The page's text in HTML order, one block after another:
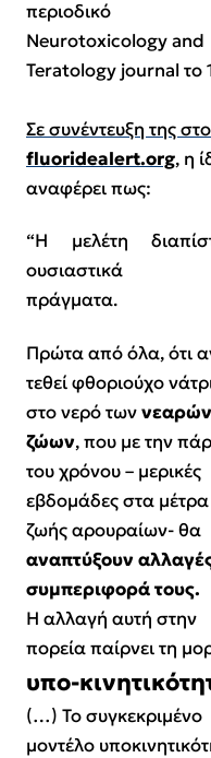
περιοδικό
Neurotoxicology and
Teratology journal το
Σε συνέντευξη της στο
fluoridealert.org, η
αναφέρει πως:
“Η μελέτη
ουσιαστικά
πράγματα.
Πρώτα από όλα, ότι
τεθεί φθοριούχο
στο νερό τωννεαρών
ζώων, που με την
του χρόνου – μερικές
εβδομάδες στα μέτρα
ζωής αρουραίων- θα
αναπτύξουν
συμπεριφορά τους.
Η αλλαγή αυτή στην
πορεία παίρνει τη
υπο-
(…) Το συγκεκριμένο
μοντέλο